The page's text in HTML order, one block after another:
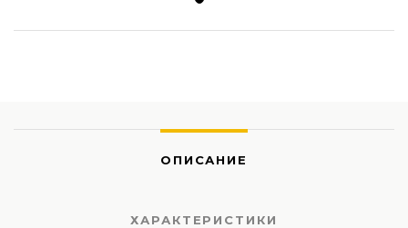
ОПИСАНИЕ
ХАРАКТЕРИСТИКИ